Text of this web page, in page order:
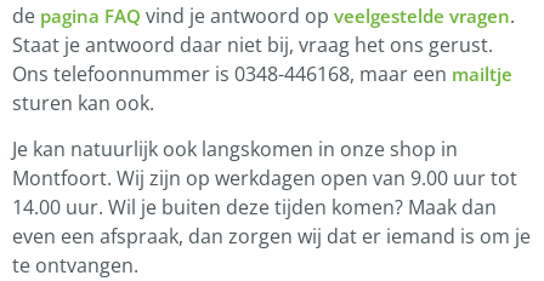
de pagina FAQ vind je antwoord op veelgestelde vragen.
Staat je antwoord daar niet bij, vraag het ons gerust.
Ons telefoonnummer is 0348-446168, maar een mailtje
sturen kan ook.
Je kan natuurlijk ook langskomen in onze shop in
Montfoort. Wij zijn op werkdagen open van 9.00 uur tot
14.00 uur. Wil je buiten deze tijden komen? Maak dan
even een afspraak, dan zorgen wij dat er iemand is om je
te ontvangen.